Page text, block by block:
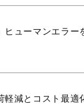
ューマンエラー
減とコスト最適